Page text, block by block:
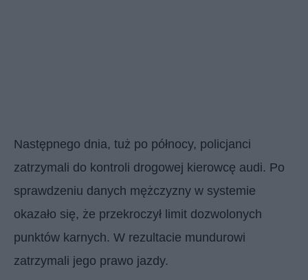
Następnego dnia, tuż po północy, policjanci
zatrzymali do kontroli drogowej kierowcę audi. Po
sprawdzeniu danych mężczyzny w systemie
okazało się, że przekroczył limit dozwolonych
punktów karnych. W rezultacie mundurowi
zatrzymali jego prawo jazdy.